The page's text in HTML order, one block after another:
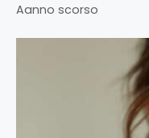
Aanno scorso